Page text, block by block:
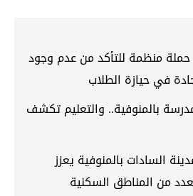
حملة منظمة للتأكد من عدم وجود
في حيازة الطلاب
بالمنوفية.. والتعليم تكشف
السادات بالمنوفية يعزز
من المناطق السكنية